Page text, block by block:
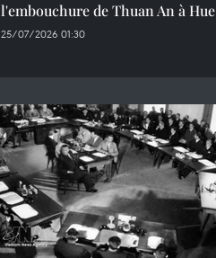
l'embouchure de Thuan An à Hue
25/07/2026 01:30